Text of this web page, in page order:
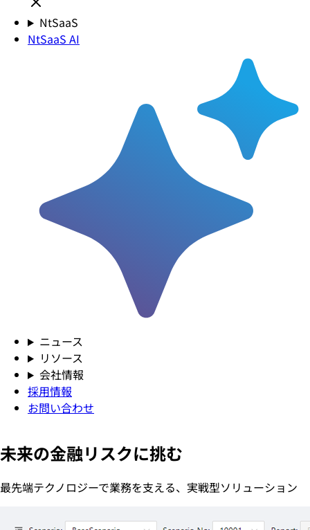
NtSaaS
NtSaaS AI
ニュース
リソース
会社情報
採用情報
お問い合わせ
未来の金融リスクに挑む
最先端テクノロジーで業務を支える、実戦型ソリューション